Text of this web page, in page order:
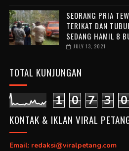
SEORANG PRIA
TERIKAT DAN
SEDANG HAMIL 8
JULY 13, 2021
TOTAL KUNJUNGAN
1 0 7 3 0
KONTAK & IKLAN VIRAL
Email: redaksi@viralpetang.com